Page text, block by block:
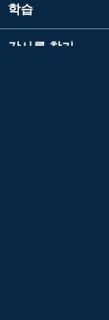
학습
강사를 찾기